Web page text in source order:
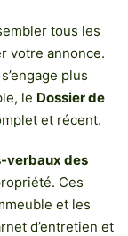
tous les
votre annonce.
plus
le Dossier de
et récent.
verbaux des
Ces
et les
d’entretien et